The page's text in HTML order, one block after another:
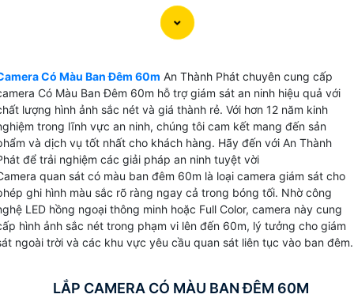
Có Màu Ban Đêm 60m cung cấp giải pháp giám
ninh và kiểm soát các hoạt động một cách dễ dàng với
thoại, máy tính. Dưới đây là một số lựa chọn camera
Màu Ban Đêm 60m phù hợp mà An Thành Phát muốn
đến cho bạn.
Có Màu Ban Đêm 60m An Thành Phát chuyên cung cấp
Có Màu Ban Đêm 60m hỗ trợ giám sát an ninh hiệu quả với
lượng hình ảnh sắc nét và giá thành rẻ. Với hơn 12 năm kinh
trong lĩnh vực an ninh, chúng tôi cam kết mang đến sản
và dịch vụ tốt nhất cho khách hàng. Hãy đến với An Thành
để trải nghiệm các giải pháp an ninh tuyệt vời
quan sát có màu ban đêm 60m là loại camera giám sát cho
ghi hình màu sắc rõ ràng ngay cả trong bóng tối. Nhờ công
LED hồng ngoại thông minh hoặc Full Color, camera này cung
hình ảnh sắc nét trong phạm vi lên đến 60m, lý tưởng cho giám
ngoài trời và các khu vực yêu cầu quan sát liên tục vào ban đêm.
LẮP CAMERA CÓ MÀU BAN ĐÊM 60M